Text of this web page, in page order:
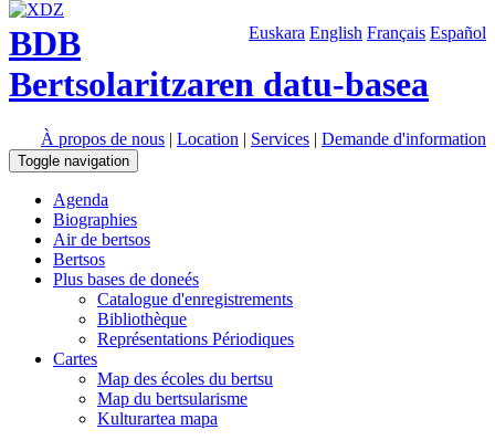
Euskara English Français Español
BDB
Bertsolaritzaren datu-basea
À propos de nous | Location | Services | Demande d'information
Toggle navigation
Agenda
Biographies
Air de bertsos
Bertsos
Plus bases de doneés
Catalogue d'enregistrements
Bibliothèque
Représentations Périodiques
Cartes
Map des écoles du bertsu
Map du bertsularisme
Kulturartea mapa